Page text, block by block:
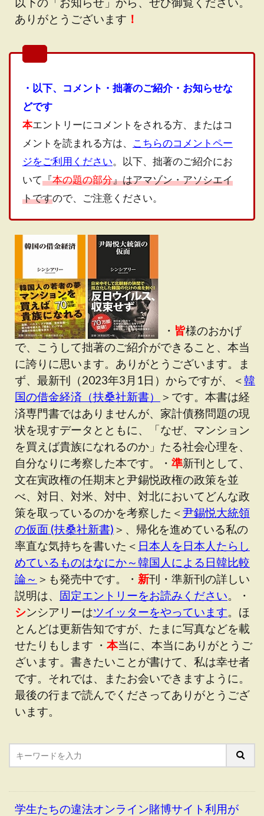
ありがとうございます ！
・以下、コメント・拙著のご紹介・お知らせな
どです
本エントリーにコメントをされる方、またはコ
メントを読まれる方は、 こちらのコメントペー
ジをご利用ください。以下、拙著のご紹介にお
いて『本の題の部分』はアマゾン・アソシエイ
トですので、ご注意ください。
・ 皆様のおかげ
で、こうして拙著のご紹介ができること、本当
に誇りに思います。ありがとうございます。ま
ず、最新刊（2023年3月1日）からですが、＜韓
国の借金経済（扶桑社新書）
＞です。本書は経
済専門書ではありませんが、家計債務問題の現
状を現すデータとともに、「なぜ、マンション
を買えば貴族になれるのか」たる社会心理を、
自分なりに考察した本です。・ 準新刊として、
文在寅政権の任期末と尹錫悦政権の政策を並
べ、対日、対米、対中、対北においてどんな政
策を取っているのかを考察した＜尹錫悦大統領
の仮面 (扶桑社新書) ＞、帰化を進めている私の
率直な気持ちを書いた＜ 日本人を日本人たらし
めているものはなにか～韓国人による日韓比較
論～ ＞も発売中です。・ 新刊・準新刊の詳しい
説明は、 固定エントリーをお読みください。・
シンシアリーはツイッターをやっています。ほ
とんどは更新告知ですが、たまに写真などを載
せたりもします ・ 本当に、本当にありがとうご
ざいます。書きたいことが書けて、私は幸せ者
です。それでは、またお会いできますように。
最後の行まで読んでくださってありがとうござ
います。
学生たちの違法オンライン賭博サイト利用が